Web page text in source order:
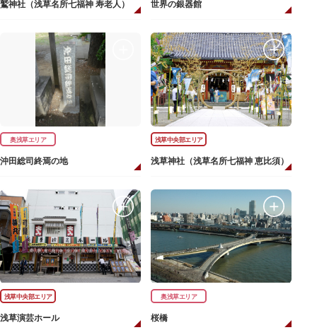
鷲神社（浅草名所七福神 寿老人） 世界の銀器館
奥浅草エリア
沖田総司終焉の地
浅草中央部エリア
浅草神社（浅草名所七福神 恵比須）
浅草中央部エリア
浅草演芸ホール
奥浅草エリア
桜橋